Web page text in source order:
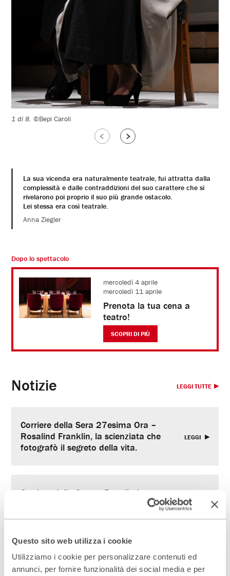
Questo sito web utilizza i cookie
Utilizziamo i cookie per personalizzare contenuti ed
annunci, per fornire funzionalità dei social media e per
1 di 8.©Bepi Caroli
Slide
La sua vicenda era naturalmente teatrale, fui attratta dalla
complessità e dalle contraddizioni del suo carattere che si
rivelarono poi proprio il suo più grande ostacolo.
Lei stessa era così teatrale.
Anna Ziegler
Dopo lo spettacolo
mercoledì 4 aprile
mercoledì 11 aprile
Prenota la tua cena a
teatro!
SCOPRI DI PIÙ
Notizie LEGGI TUTTE
Corriere della Sera 27esima Ora –
Rosalind Franklin, la scienziata che
fotografò il segreto della vita.
LEGGI
Corriere della Sera – Rosalind
LEGGI
il DNA
LEGGI